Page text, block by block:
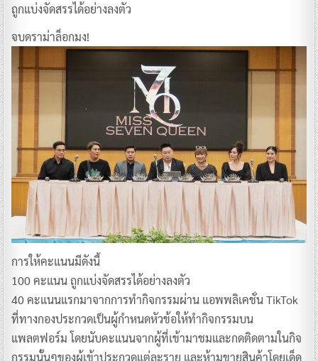
ถูกแบ่งจัดสรรได้อย่างลงตัว
จบดราม่าล็อกมง!
การให้คะแนนมีดังนี้
100 คะแนน ถูกแบ่งจัดสรรได้อย่างลงตัว
40 คะแนนแรกมาจากการทำกิจกรรมผ่าน แอพพลิเคชั่น TikTok
ที่ทางกองประกวดเป็นผู้กำหนดหัวข้อให้ทำกิจกรรมบน
แพลตฟอร์ม โดยนับคะแนนจากผู้ที่เข้ามาชมและกดติดตามในกิจ
กรรมนั้นๆของผู้เข้าประกวดแต่ละราย และห้ามขายสินค้าโดยเด็ด